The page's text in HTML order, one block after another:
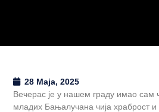
28 Maja, 2025
Вечерас је у нашем граду имао сам
младих Бањалучана чија храброст